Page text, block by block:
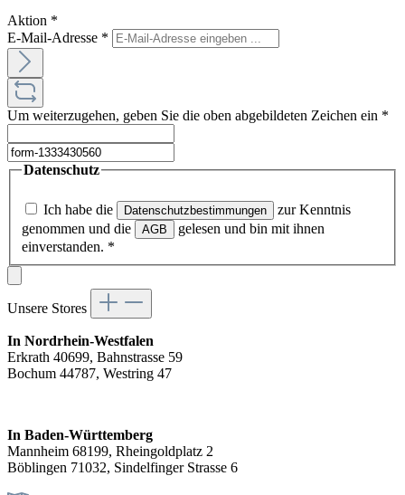
Aktion *
E-Mail-Adresse *
Um weiterzugehen, geben Sie die oben abgebildeten Zeichen ein *
Datenschutz
Ich habe die Datenschutzbestimmungen
zur Kenntnis
genommen und die
AGB
gelesen und bin mit ihnen
einverstanden. *
Unsere Stores
In Nordrhein-Westfalen
Erkrath 40699, Bahnstrasse 59
Bochum 44787, Westring 47
In Baden-Württemberg
Mannheim 68199, Rheingoldplatz 2
Böblingen 71032, Sindelfinger Strasse 6